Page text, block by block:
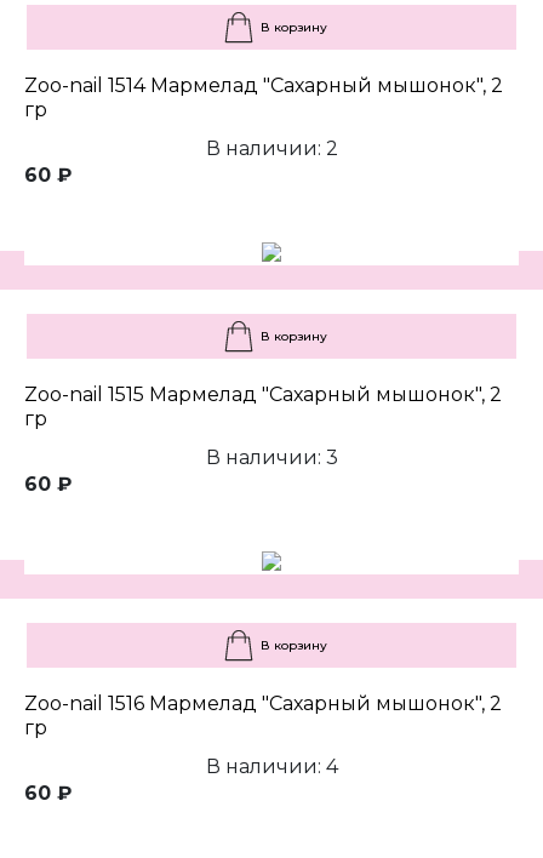
В корзину
Zoo-nail 1514 Мармелад "Сахарный мышонок", 2
гр
В наличии: 2
60 ₽
В корзину
Zoo-nail 1515 Мармелад "Сахарный мышонок", 2
гр
В наличии: 3
60 ₽
В корзину
Zoo-nail 1516 Мармелад "Сахарный мышонок", 2
гр
В наличии: 4
60 ₽